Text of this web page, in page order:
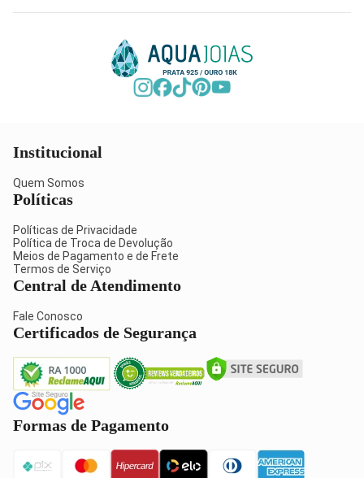
Institucional
Quem Somos
Políticas
Políticas de Privacidade
Política de Troca de Devolução
Meios de Pagamento e de Frete
Termos de Serviço
Central de Atendimento
Fale Conosco
Certificados de Segurança
Formas de Pagamento